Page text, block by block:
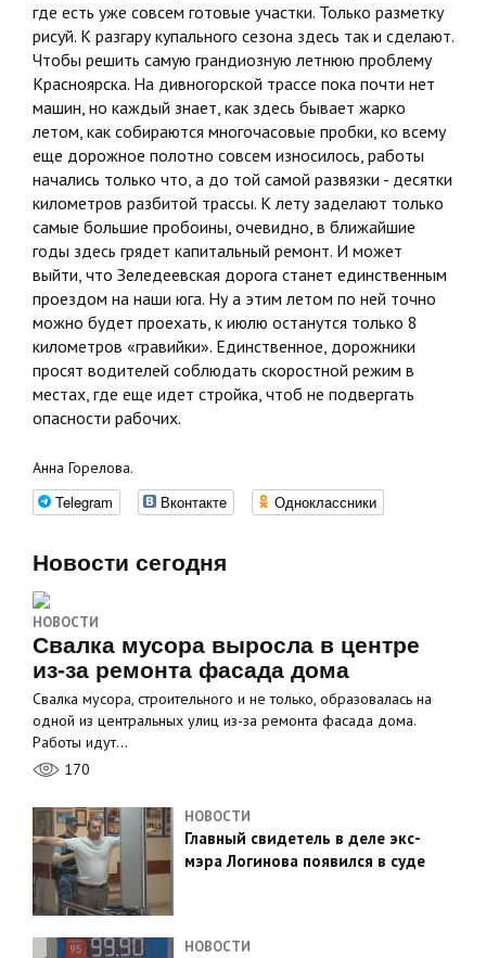
где есть уже совсем готовые участки. Только разметку
рисуй. К разгару купального сезона здесь так и сделают.
Чтобы решить самую грандиозную летнюю проблему
Красноярска. На дивногорской трассе пока почти нет
машин, но каждый знает, как здесь бывает жарко
летом, как собираются многочасовые пробки, ко всему
еще дорожное полотно совсем износилось, работы
начались только что, а до той самой развязки - десятки
километров разбитой трассы. К лету заделают только
самые большие пробоины, очевидно, в ближайшие
годы здесь грядет капитальный ремонт. И может
выйти, что Зеледеевская дорога станет единственным
проездом на наши юга. Ну а этим летом по ней точно
можно будет проехать, к июлю останутся только 8
километров «гравийки». Единственное, дорожники
просят водителей соблюдать скоростной режим в
местах, где еще идет стройка, чтоб не подвергать
опасности рабочих.
Анна Горелова.
Telegram Вконтакте Одноклассники
Новости сегодня
НОВОСТИ
Свалка мусора выросла в центре
из-за ремонта фасада дома
Свалка мусора, строительного и не только, образовалась на
одной из центральных улиц из-за ремонта фасада дома.
Работы идут…
170
НОВОСТИ
Главный свидетель в деле экс-
мэра Логинова появился в суде
НОВОСТИ